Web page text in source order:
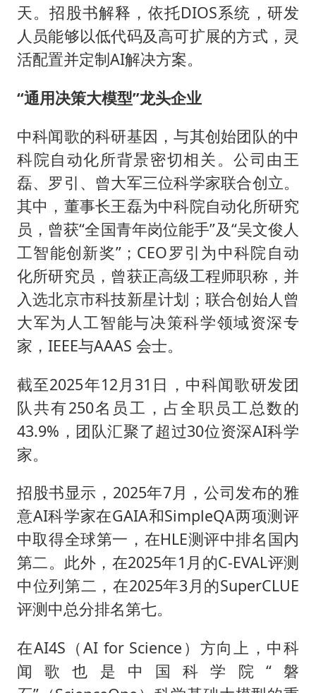
天。招股书解释，依托DIOS系统，研发
人员能够以低代码及高可扩展的方式，灵
活配置并定制AI解决方案。
“通用决策大模型”龙头企业
中科闻歌的科研基因，与其创始团队的中
科院自动化所背景密切相关。公司由王
磊、罗引、曾大军三位科学家联合创立。
其中，董事长王磊为中科院自动化所研究
员，曾获“全国青年岗位能手”及“吴文俊人
工智能创新奖”；CEO罗引为中科院自动
化所研究员，曾获正高级工程师职称，并
入选北京市科技新星计划；联合创始人曾
大军为人工智能与决策科学领域资深专
家，IEEE与AAAS 会士。
截至2025年12月31日，中科闻歌研发团
队共有250名员工，占全职员工总数的
43.9%，团队汇聚了超过30位资深AI科学
家。
招股书显示，2025年7月，公司发布的雅
意AI科学家在GAIA和SimpleQA两项测评
中取得全球第一，在HLE测评中排名国内
第二。此外，在2025年1月的C-EVAL评测
中位列第二，在2025年3月的SuperCLUE
评测中总分排名第七。
在AI4S（AI for Science）方向上，中科
闻歌也是中国科学院“磐